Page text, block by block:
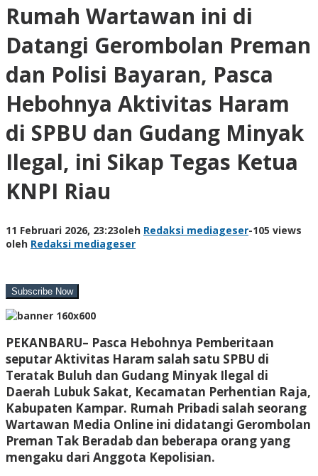
Rumah Wartawan ini di
Datangi Gerombolan Preman
dan Polisi Bayaran, Pasca
Hebohnya Aktivitas Haram
di SPBU dan Gudang Minyak
Ilegal, ini Sikap Tegas Ketua
KNPI Riau
11 Februari 2026, 23:23oleh Redaksi mediageser-105 views
oleh Redaksi mediageser
PEKANBARU– Pasca Hebohnya Pemberitaan
seputar Aktivitas Haram salah satu SPBU di
Teratak Buluh dan Gudang Minyak Ilegal di
Daerah Lubuk Sakat, Kecamatan Perhentian Raja,
Kabupaten Kampar. Rumah Pribadi salah seorang
Wartawan Media Online ini didatangi Gerombolan
Preman Tak Beradab dan beberapa orang yang
mengaku dari Anggota Kepolisian.